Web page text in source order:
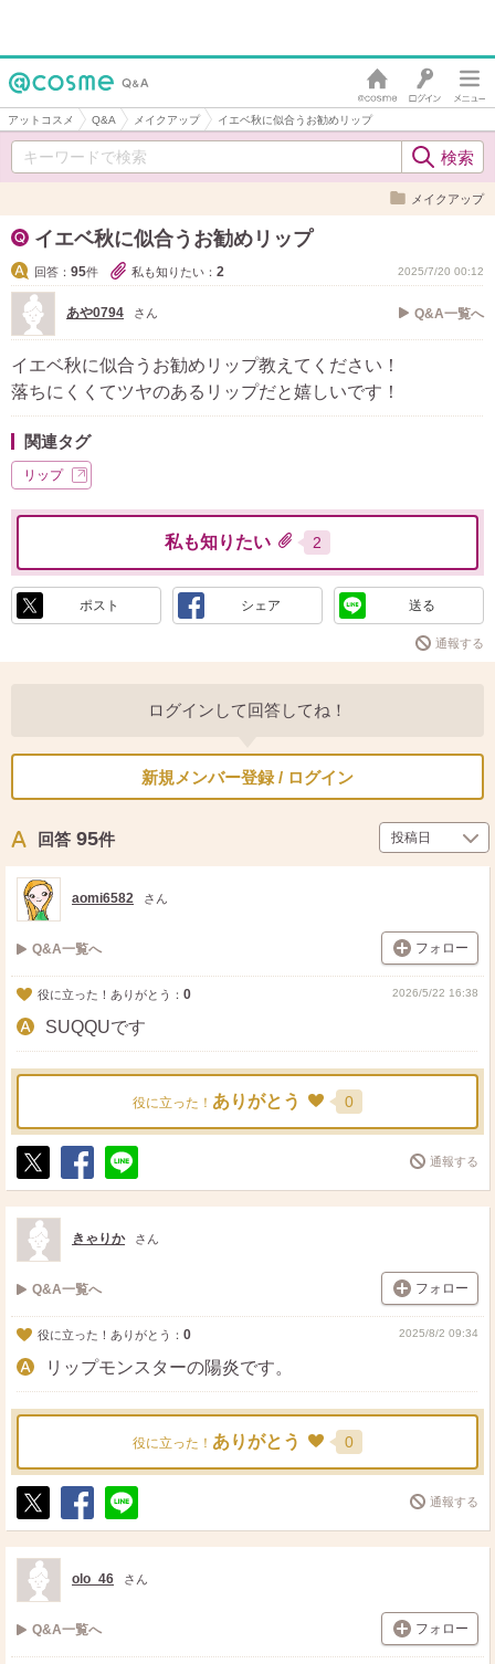
アットコスメ Q&A メイクアップ イエベ秋に似合うお勧めリップ
メイクアップ
イエベ秋に似合うお勧めリップ
回答： 95件 私も知りたい： 2 2025/7/20 00:12
あや0794 さん Q&A一覧へ
イエベ秋に似合うお勧めリップ教えてください！
落ちにくくてツヤのあるリップだと嬉しいです！
関連タグ
リップ
私も知りたい 2
ポスト シェア 送る
通報する
ログインして回答してね！
新規メンバー登録 / ログイン
回答 95件
aomi6582 さん
Q&A一覧へ フォロー
役に立った！ありがとう： 0 2026/5/22 16:38
SUQQUです
役に立った！ ありがとう 0
ポ
ス
ト
シ
ェ
送
る
通報する
きゃりか さん
Q&A一覧へ フォロー
役に立った！ありがとう： 0 2025/8/2 09:34
リップモンスターの陽炎です。
役に立った！ ありがとう 0
ポ
ス
ト
シ
ェ
送
る
通報する
olo_46 さん
Q&A一覧へ フォロー